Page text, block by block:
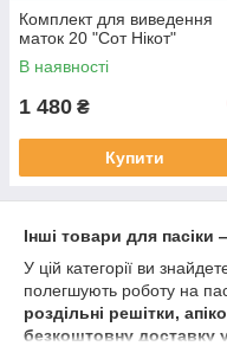
Комплект для виведення
маток 20 "Сот Нікот"
В наявності
1 480 ₴
Купити
Інші товари для
У цій категорії ви
полегшують роботу на
роздільні решітки,
безкоштовну доставку